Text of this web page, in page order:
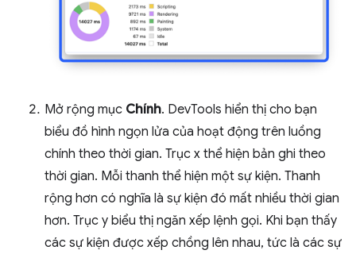
Mở rộng mục Chính. DevTools hiển thị cho bạn
biểu đồ hình ngọn lửa của hoạt động trên luồng
chính theo thời gian. Trục x thể hiện bản ghi theo
thời gian. Mỗi thanh thể hiện một sự kiện. Thanh
rộng hơn có nghĩa là sự kiện đó mất nhiều thời gian
hơn. Trục y biểu thị ngăn xếp lệnh gọi. Khi bạn thấy
các sự kiện được xếp chồng lên nhau, tức là các sự